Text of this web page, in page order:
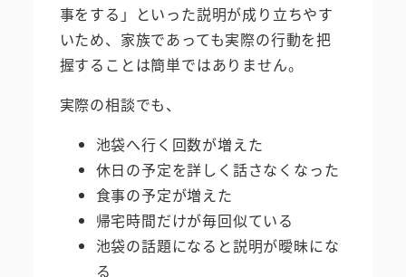
事をする」といった説明が成り立ちやす
いため、家族であっても実際の行動を把
握することは簡単ではありません。
実際の相談でも、
池袋へ行く回数が増えた
休日の予定を詳しく話さなくなった
食事の予定が増えた
帰宅時間だけが毎回似ている
池袋の話題になると説明が曖昧にな
る